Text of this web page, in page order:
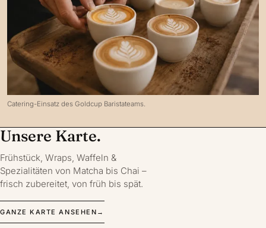
Catering-Einsatz des Goldcup Baristateams.
Unsere Karte.
Frühstück, Wraps, Waffeln &
Spezialitäten von Matcha bis Chai –
frisch zubereitet, von früh bis spät.
GANZE KARTE ANSEHEN →